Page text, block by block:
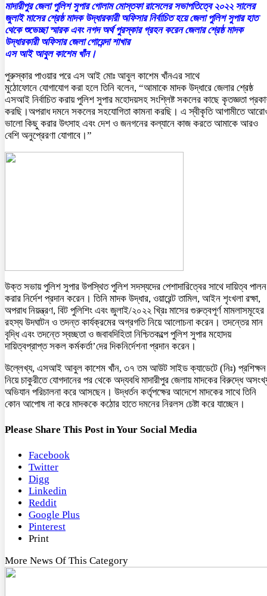
মাদারীপুর জেলা পুলিশ সুপার গোলাম মোস্তফা রাসেলের সভাপতিত্বে ২০২২ সালের
জুলাই মাসের শ্রেষ্ঠ মাদক উদ্ধারকারী অফিসার নির্বাচিত হয়ে জেলা পুলিশ সুপার হাত
থেকে শুভেচ্ছা স্মারক এবং নগদ অর্থ পুরস্কার গ্রহন করেন জেলার শ্রেষ্ঠ মাদক
উদ্ধারকারী অফিসার জেলা গোয়েন্দা শাখার
এস আই আবুল কাশেম খাঁন।
পুরুস্কার পাওয়ার পরে এস আই মোঃ আবুল কাশেম খাঁনএর সাথে
মুঠোফোনে যোগাযোগ করা হলে তিনি বলেন, “আমাকে মাদক উদ্ধারে জেলার শ্রেষ্ঠ
এসআই নির্বাচিত করায় পুলিশ সুপার মহোদয়সহ সংশ্লিষ্ট সকলের কাছে কৃতজ্ঞতা
করছি।অপরাধ দমনে সকলের সহযোগিতা কামনা করছি। এ স্বীকৃতি আগামীতে
ভালো কিছু করার উৎসাহ এবং দেশ ও জনগনের কল্যানে কাজ করতে আমাকে আরও
বেশি অনুপ্রেরণা যোগাবে।”
উক্ত সভায় পুলিশ সুপার উপস্থিত পুলিশ সদস্যদের পেশাদারিত্বের সাথে দায়িত্ব পালন
করার নির্দেশ প্রদান করেন। তিনি মাদক উদ্ধার, ওয়ারেন্ট তামিল, আইন শৃংখলা রক্ষা,
অপরাধ নিয়ন্ত্রণ, বিট পুলিশিং এবং জুলাই/২০২২ খ্রিঃ মাসের গুরুত্বপূর্ণ মামলাসমূহের
রহস্য উদঘাটন ও তদন্ত কার্যক্রমের অগ্রগতি নিয়ে আলোচনা করেন। তদন্তের মান
বৃদ্ধি এবং তদন্তে স্বচ্ছতা ও জবাবদিহিতা নিশ্চিতকল্পে পুলিশ সুপার মহোদয়
দায়িত্বপ্রাপ্ত সকল কর্মকর্তা’দের দিকনির্দেশনা প্রদান করেন।
উল্লেখ্য, এসআই আবুল কাশেম খাঁন, ৩৭ তম আউট সাইড ক্যাডেটে (নিঃ) প্রশিক্ষন
নিয়ে চাকুরীতে যোগদানের পর থেকে অদ্যবধি মাদারীপুর জেলায় মাদকের বিরুদ্ধে
অভিযান পরিচালনা করে আসছেন। উদ্ধর্তন কর্তৃপক্ষের আদেশে মাদকের সাথে তিনি
কোন আপোষ না করে মাদককে কঠোর হাতে দমনের নিরলস চেষ্টা করে যাচ্ছেন।
Please Share This Post in Your Social Media
Facebook
Twitter
Digg
Linkedin
Reddit
Google Plus
Pinterest
Print
More News Of This Category